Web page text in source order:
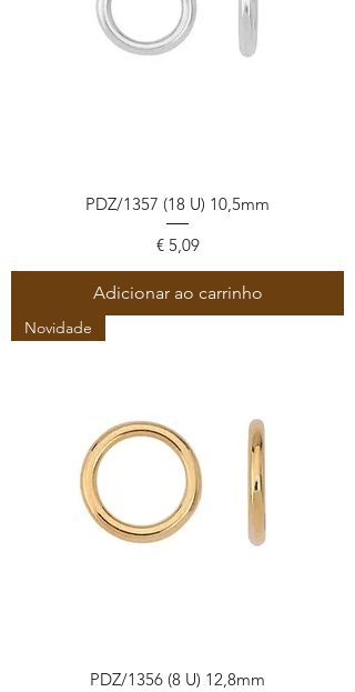
PDZ/1357 (18 U) 10,5mm
Preço
€ 5,09
Adicionar ao carrinho
Novidade
PDZ/1356 (8 U) 12,8mm